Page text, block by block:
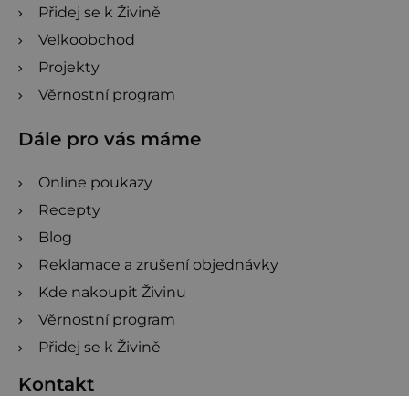
Přidej se k Živině
Velkoobchod
Projekty
Věrnostní program
Dále pro vás máme
Online poukazy
Recepty
Blog
Reklamace a zrušení objednávky
Kde nakoupit Živinu
Věrnostní program
Přidej se k Živině
Kontakt